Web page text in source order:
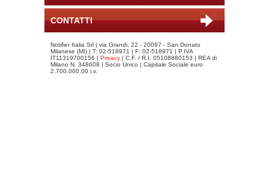
CONTATTI
Notifier Italia Srl | via Grandi, 22 - 20097 - San Donato
Milanese (MI) | T: 02-518971 | F: 02-518971 | P.IVA
IT11319700156 | Privacy | C.F. / R.I. 05108880153 | REA di
Milano N. 348608 | Socio Unico | Capitale Sociale euro
2.700.000,00 i.v.